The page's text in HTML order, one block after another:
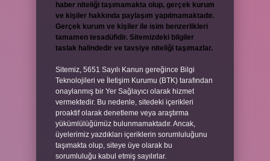
haber niteliği taşımamakta olup, gerçek kurum
ve kişiler hakkında paylaşım yapılmamaktadır.
Gerçek kurum ve kişiler ile isim benzerlikleri
tamamen tesadüfidir. Sitemizdeki bilgiler
taslak halindedir ve tavsiye niteliği taşımazlar.
Sitemiz, 5651 Sayılı Kanun gereğince Bilgi
Teknolojileri ve İletişim Kurumu (BTK) tarafından
onaylanmış bir Yer Sağlayıcı olarak hizmet
vermektedir. Bu nedenle, sitedeki içerikleri
proaktif olarak denetleme veya araştırma
yükümlülüğümüz bulunmamaktadır. Ancak,
üyelerimiz yazdıkları içeriklerin sorumluluğunu
taşımakta olup, siteye üye olarak bu
sorumluluğu kabul etmiş sayılırlar.